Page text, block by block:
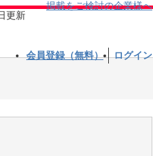
更新
掲載をご検討の企業様へ
会員登録（無料） ログイン